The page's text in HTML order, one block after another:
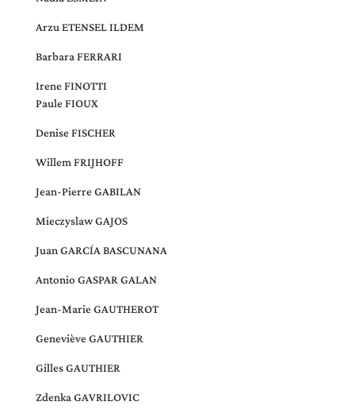
Arzu ETENSEL ILDEM
Barbara FERRARI
Irene FINOTTI
Paule FIOUX
Denise FISCHER
Willem FRIJHOFF
Jean-Pierre GABILAN
Mieczyslaw GAJOS
Juan GARCÍA BASCUNANA
Antonio GASPAR GALAN
Jean-Marie GAUTHEROT
Geneviève GAUTHIER
Gilles GAUTHIER
Zdenka GAVRILOVIC